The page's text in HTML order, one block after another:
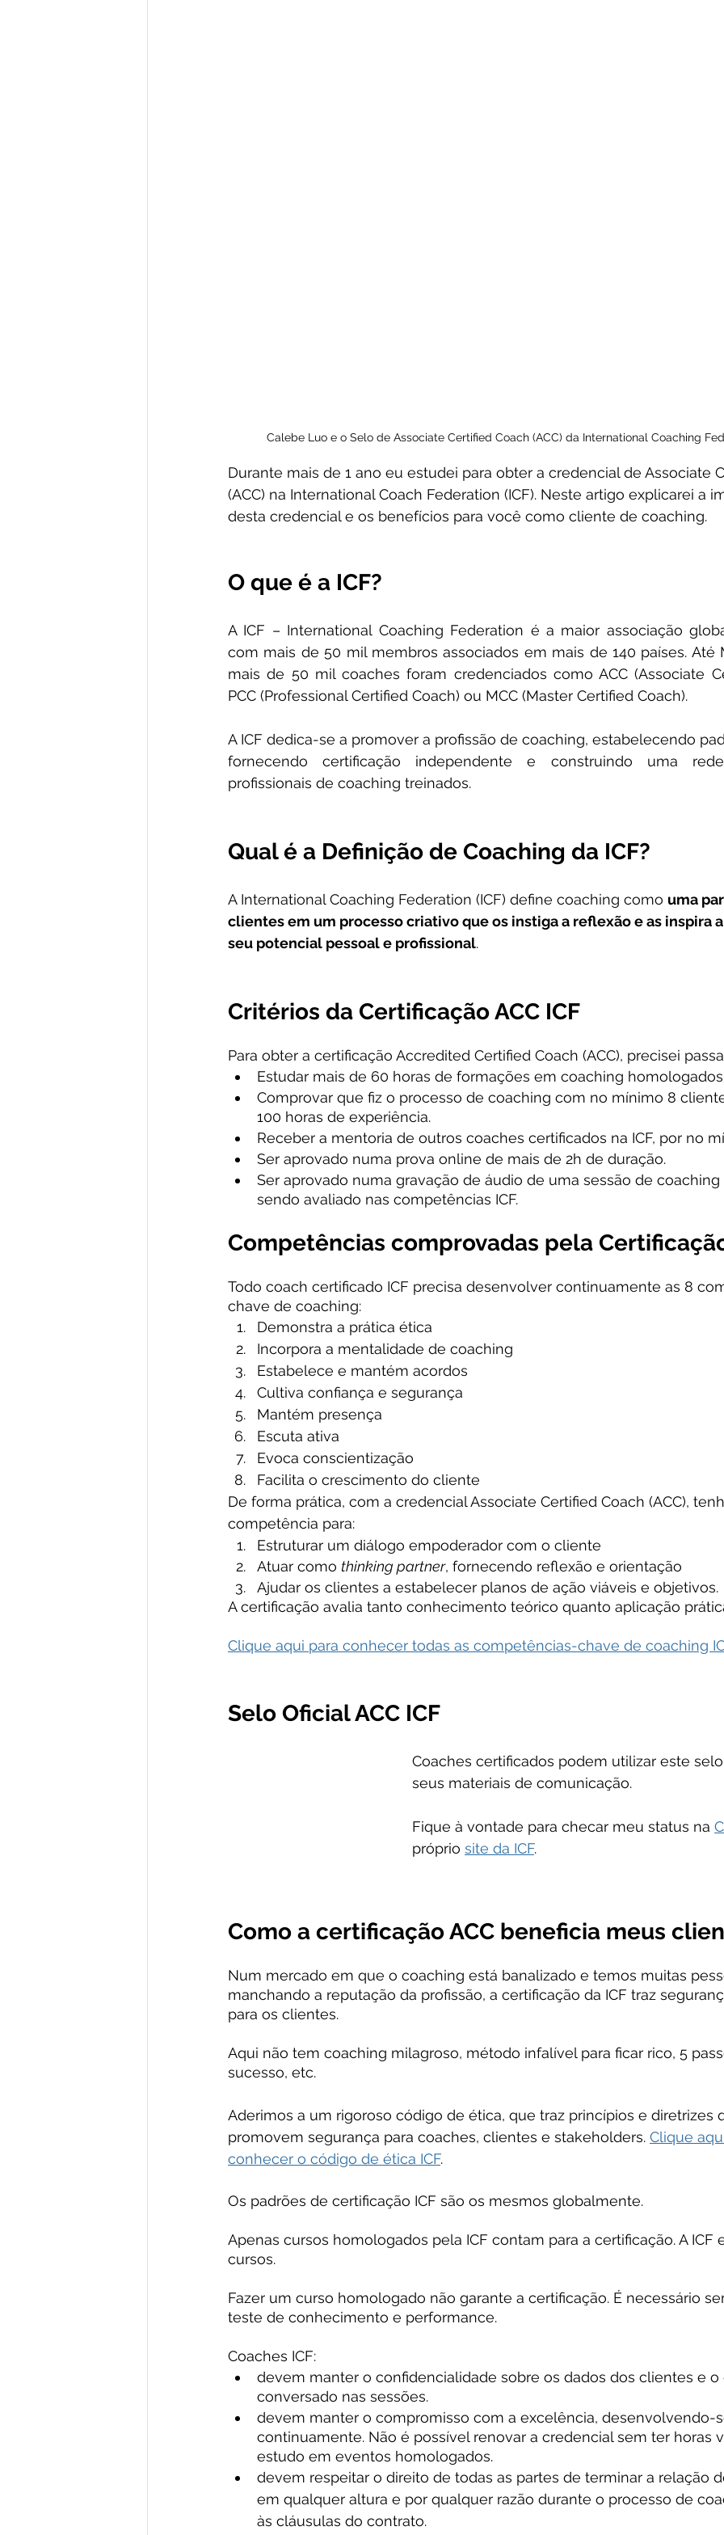
Calebe Luo e o Selo de Associate Certified Coach (ACC) da International Coaching
Durante mais de 1 ano eu estudei para obter a credencial de Associate
(ACC) na International Coach Federation (ICF). Neste artigo explicarei a
desta credencial e os benefícios para você como cliente de coaching.
O que é a ICF?
A ICF – International Coaching Federation é a maior associação
com mais de 50 mil membros associados em mais de 140 países. Até
mais de 50 mil coaches foram credenciados como ACC (Associate
PCC (Professional Certified Coach) ou MCC (Master Certified Coach).
A ICF dedica-se a promover a profissão de coaching, estabelecendo
fornecendo certificação independente e construindo uma
profissionais de coaching treinados.
Qual é a Definição de Coaching da ICF?
A International Coaching Federation (ICF) define coaching como uma
clientes em um processo criativo que os instiga a reflexão e as inspira
seu potencial pessoal e profissional.
Critérios da Certificação ACC ICF
Para obter a certificação Accredited Certified Coach (ACC), precisei
Estudar mais de 60 horas de formações em coaching homologados
Comprovar que fiz o processo de coaching com no mínimo 8
100 horas de experiência.
Receber a mentoria de outros coaches certificados na ICF, por no
Ser aprovado numa prova online de mais de 2h de duração.
Ser aprovado numa gravação de áudio de uma sessão de coaching
sendo avaliado nas competências ICF.
Competências comprovadas pela
Todo coach certificado ICF precisa desenvolver continuamente as 8
chave de coaching:
Demonstra a prática ética
Incorpora a mentalidade de coaching
Estabelece e mantém acordos
Cultiva confiança e segurança
Mantém presença
Escuta ativa
Evoca conscientização
Facilita o crescimento do cliente
De forma prática, com a credencial Associate Certified Coach (ACC),
competência para:
Estruturar um diálogo empoderador com o cliente
Atuar como thinking partner, fornecendo reflexão e orientação
Ajudar os clientes a estabelecer planos de ação viáveis e objetivos.
A certificação avalia tanto conhecimento teórico quanto aplicação
Clique aqui para conhecer todas as competências-chave de coaching
Selo Oficial ACC ICF
Coaches certificados podem utilizar este
seus materiais de comunicação.
Fique à vontade para checar meu status na
próprio site da ICF.
Como a certificação ACC beneficia meus
Num mercado em que o coaching está banalizado e temos muitas
manchando a reputação da profissão, a certificação da ICF traz
para os clientes.
Aqui não tem coaching milagroso, método infalível para ficar rico, 5
sucesso, etc.
Aderimos a um rigoroso código de ética, que traz princípios e diretrizes
promovem segurança para coaches, clientes e stakeholders. Clique
conhecer o código de ética ICF.
Os padrões de certificação ICF são os mesmos globalmente.
Apenas cursos homologados pela ICF contam para a certificação. A ICF
cursos.
Fazer um curso homologado não garante a certificação. É necessário
teste de conhecimento e performance.
Coaches ICF:
devem manter o confidencialidade sobre os dados dos clientes e o
conversado nas sessões.
devem manter o compromisso com a excelência, desenvolvendo-
continuamente. Não é possível renovar a credencial sem ter horas
estudo em eventos homologados.
devem respeitar o direito de todas as partes de terminar a relação
em qualquer altura e por qualquer razão durante o processo de
às cláusulas do contrato.